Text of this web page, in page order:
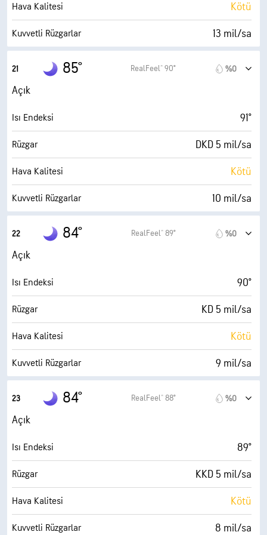
AccuLumen Brightness Index™ 0 (Koyu)
Bulutlarla Kaplı %5
Hava Kalitesi Kötü
Kuvvetli Rüzgarlar 13 mil/sa
Çiy Noktası
AccuLumen Brightness Index™ 0 (Koyu)
Bulutlarla Kaplı %3
Görüş Alanı 10 mil
Bulut Tavanı 30000 fit
21 85° RealFeel® 90° %0
Açık
Isı Endeksi 91°
Rüzgar DKD 5 mil/sa
Hava Kalitesi Kötü
Kuvvetli Rüzgarlar 10 mil/sa
Çiy Noktası
AccuLumen Brightness Index™ 0 (Koyu)
Bulutlarla Kaplı %2
Görüş Alanı 10 mil
Bulut Tavanı 30000 fit
22 84° RealFeel® 89° %0
Açık
Isı Endeksi 90°
Rüzgar KD 5 mil/sa
Hava Kalitesi Kötü
Kuvvetli Rüzgarlar 9 mil/sa
Çiy Noktası
AccuLumen Brightness Index™ 0 (Koyu)
Bulutlarla Kaplı %1
Görüş Alanı 10 mil
Bulut Tavanı 30000 fit
23 84° RealFeel® 88° %0
Açık
Isı Endeksi 89°
Rüzgar KKD 5 mil/sa
Hava Kalitesi Kötü
Kuvvetli Rüzgarlar 8 mil/sa